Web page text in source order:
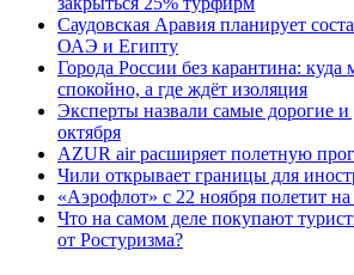
Саудовская Аравия планирует
ОАЭ и Египту
Города России без карантина: куда
спокойно, а где ждёт изоляция
Эксперты назвали самые дорогие
октября
AZUR air расширяет полетную
Чили открывает границы для
«Аэрофлот» с 22 ноября полетит
Что на самом деле покупают
от Ростуризма?